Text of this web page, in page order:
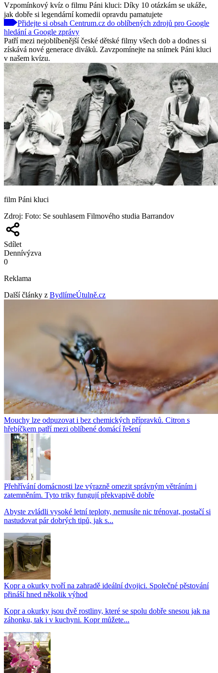
Vzpomínkový kvíz o filmu Páni kluci: Díky 10 otázkám se ukáže,
jak dobře si legendární komedii opravdu pamatujete
Přidejte si obsah Centrum.cz do oblíbených zdrojů pro Google
hledání a Google zprávy
Patří mezi nejoblíbenější české dětské filmy všech dob a dodnes si
získává nové generace diváků. Zavzpomínejte na snímek Páni kluci
v našem kvízu.
film Páni kluci
Zdroj: Foto: Se souhlasem Filmového studia Barrandov
Sdílet
Dennívýzva
0
Reklama
Další články z BydlímeÚtulně.cz
Mouchy lze odpuzovat i bez chemických přípravků. Citron s
hřebíčkem patří mezi oblíbené domácí řešení
Přehřívání domácnosti lze výrazně omezit správným větráním i
zatemněním. Tyto triky fungují překvapivě dobře
Abyste zvládli vysoké letní teploty, nemusíte nic trénovat, postačí si
nastudovat pár dobrých tipů, jak s...
Kopr a okurky tvoří na zahradě ideální dvojici. Společné pěstování
přináší hned několik výhod
Kopr a okurky jsou dvě rostliny, které se spolu dobře snesou jak na
záhonku, tak i v kuchyni. Kopr můžete...